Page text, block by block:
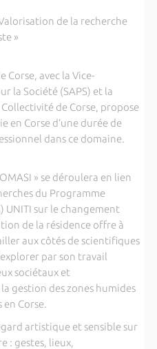
de la recherche
»
Corse, avec la Vice-
la Société (SAPS) et la
de Corse, propose
en Corse d’une durée de
dans ce domaine.
» se déroulera en lien
du Programme
UNITI sur le changement
de la résidence offre à
aux côtés de scientifiques
par son travail
sociétaux et
gestion des zones humides
Corse.
artistique et sensible sur
: gestes, lieux,